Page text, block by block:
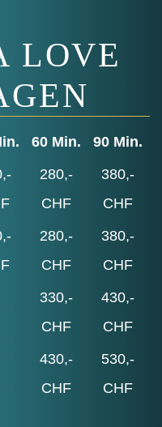
LOVE
60 Min. 90 Min.
280,-
CHF
380,-
CHF
280,-
CHF
380,-
CHF
330,-
CHF
430,-
CHF
430,-
CHF
530,-
CHF